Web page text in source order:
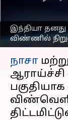
இந்தியா
விண்ணில்
செய்தி
நாசா
ஆராய்ச்சி